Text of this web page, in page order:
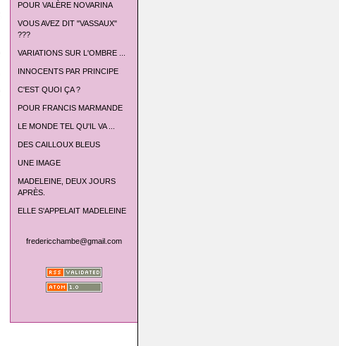
POUR VALÈRE NOVARINA
VOUS AVEZ DIT "VASSAUX"
???
VARIATIONS SUR L'OMBRE ...
INNOCENTS PAR PRINCIPE
C'EST QUOI ÇA ?
POUR FRANCIS MARMANDE
LE MONDE TEL QU'IL VA ...
DES CAILLOUX BLEUS
UNE IMAGE
MADELEINE, DEUX JOURS
APRÈS.
ELLE S'APPELAIT MADELEINE
fredericchambe@gmail.com